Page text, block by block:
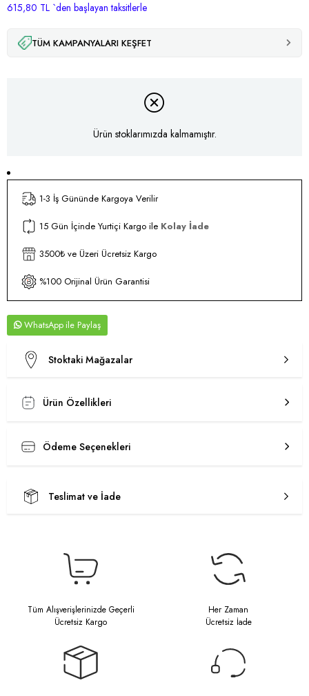
İndirim
615,80 TL `den başlayan taksitlerle
TÜM KAMPANYALARI KEŞFET
Ürün stoklarımızda kalmamıştır.
1-3 İş Gününde Kargoya Verilir
15 Gün İçinde Yurtiçi Kargo ile Kolay İade
3500₺ ve Üzeri Ücretsiz Kargo
%100 Orijinal Ürün Garantisi
WhatsApp
Stoktaki Mağazalar
Ürün Özellikleri
Ödeme Seçenekleri
Teslimat ve İade
Tüm Alışverişlerinizde Geçerli
Ücretsiz Kargo
Her Zaman
Ücretsiz İade